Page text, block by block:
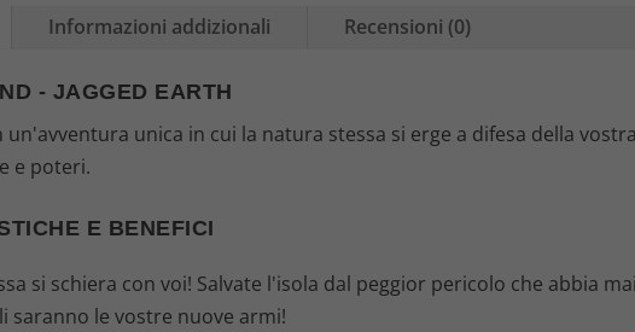
Informazioni addizionali Recensioni (0)
- JAGGED EARTH
un'avventura unica in cui la natura stessa si erge a difesa della
e poteri.
E BENEFICI
si schiera con voi! Salvate l'isola dal peggior pericolo che abbia
saranno le vostre nuove armi!